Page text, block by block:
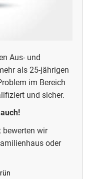
Aus- und
als 25-jährigen
im Bereich
und sicher.
bewerten wir
oder